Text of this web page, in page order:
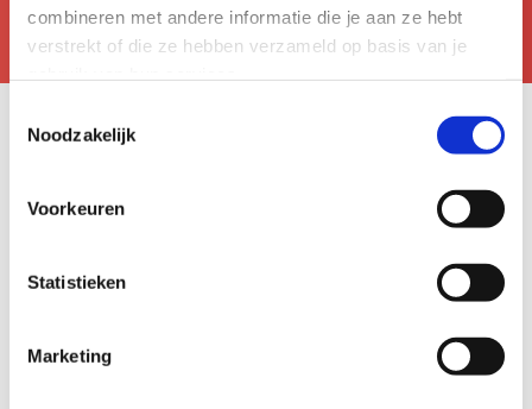
combineren met andere informatie die je aan ze hebt
verstrekt of die ze hebben verzameld op basis van je
Noodzakelijk
Voorkeuren
Statistieken
Marketing
Een volmacht aanvragen